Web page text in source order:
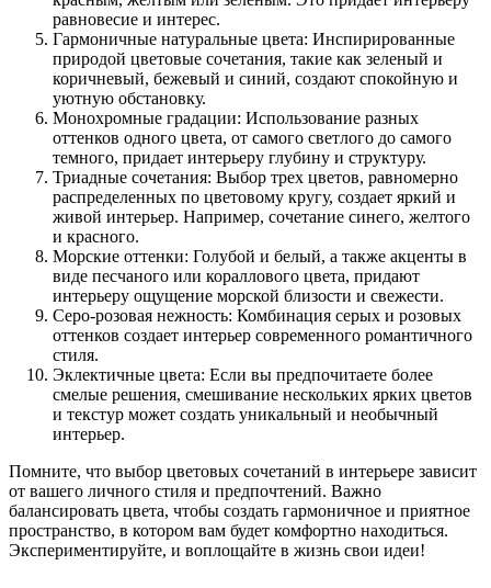
равновесие и интерес.
Гармоничные натуральные цвета: Инспирированные
природой цветовые сочетания, такие как зеленый и
коричневый, бежевый и синий, создают спокойную и
уютную обстановку.
Монохромные градации: Использование разных
оттенков одного цвета, от самого светлого до самого
темного, придает интерьеру глубину и структуру.
Триадные сочетания: Выбор трех цветов, равномерно
распределенных по цветовому кругу, создает яркий и
живой интерьер. Например, сочетание синего, желтого
и красного.
Морские оттенки: Голубой и белый, а также акценты в
виде песчаного или кораллового цвета, придают
интерьеру ощущение морской близости и свежести.
Серо-розовая нежность: Комбинация серых и розовых
оттенков создает интерьер современного романтичного
стиля.
Эклектичные цвета: Если вы предпочитаете более
смелые решения, смешивание нескольких ярких цветов
и текстур может создать уникальный и необычный
интерьер.
Помните, что выбор цветовых сочетаний в интерьере зависит
от вашего личного стиля и предпочтений. Важно
балансировать цвета, чтобы создать гармоничное и приятное
пространство, в котором вам будет комфортно находиться.
Экспериментируйте, и воплощайте в жизнь свои идеи!